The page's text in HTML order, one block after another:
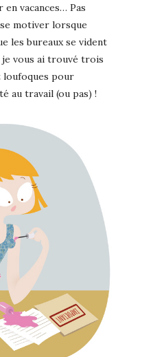
vacances… Pas
motiver lorsque
les bureaux se vident
je vous ai trouvé trois
loufoques pour
au travail (ou pas) !